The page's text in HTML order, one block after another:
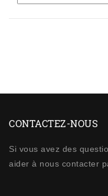
CONTACTEZ-NOUS
Si vous avez des
aider à nous contacter